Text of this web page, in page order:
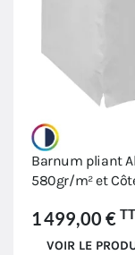
Barnum pliant
580gr/m² et
1 499,00 €
VOIR LE